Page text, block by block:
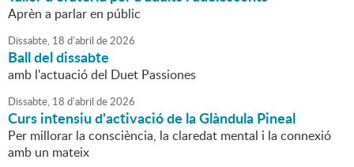
Aprèn a parlar en públic
Dissabte, 18 d'abril de2026
Ball del dissabte
amb l'actuació del Duet Passiones
Dissabte, 18 d'abril de2026
Curs intensiu d'activació de la Glàndula Pineal
Per millorar la consciència, la claredat mental i la connexió
amb un mateix